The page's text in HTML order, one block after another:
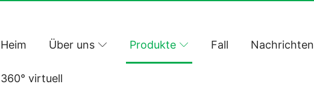
Heim Über uns Produkte Fall Nachrichten
360° virtuell